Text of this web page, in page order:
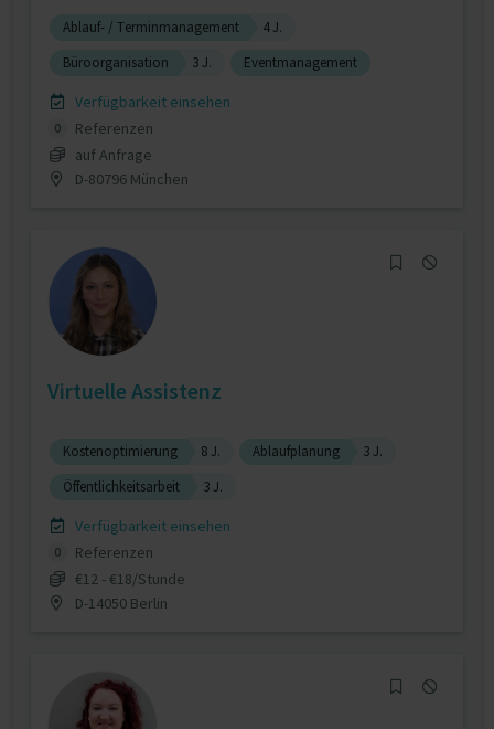
Ablauf- / Terminmanagement
4 J.
Büroorganisation
3 J. Eventmanagement
Verfügbarkeit einsehen
0
Referenzen
auf Anfrage
D-80796 München
Virtuelle Assistenz
Kostenoptimierung 8 J. Ablaufplanung
3 J.
Öffentlichkeitsarbeit
3 J.
Verfügbarkeit einsehen
0
Referenzen
€12 - €18/Stunde
D-14050 Berlin